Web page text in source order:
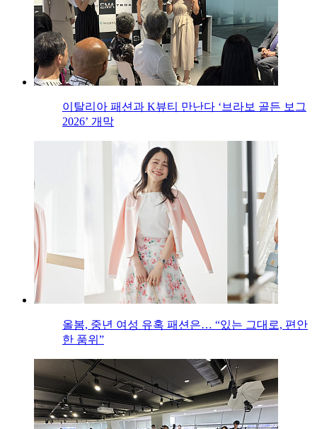
이탈리아 패션과 K뷰티 만난다 ‘브라보 골든 보그
2026’ 개막
올봄, 중년 여성 유혹 패션은… “있는 그대로, 편안
한 품위”